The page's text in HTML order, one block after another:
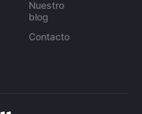
Nuestro
blog
Contacto